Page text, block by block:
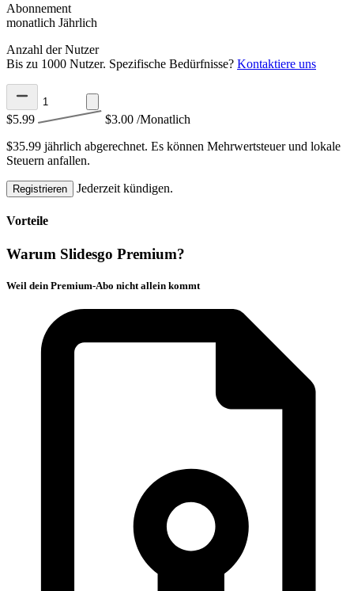
Abonnement
monatlich Jährlich
Anzahl der Nutzer
Bis zu 1000 Nutzer. Spezifische Bedürfnisse? Kontaktiere uns
$5.99 $3.00 /Monatlich
$35.99 jährlich abgerechnet. Es können Mehrwertsteuer und lokale
Steuern anfallen.
Registrieren Jederzeit kündigen.
Vorteile
Warum Slidesgo Premium?
Weil dein Premium-Abo nicht allein kommt